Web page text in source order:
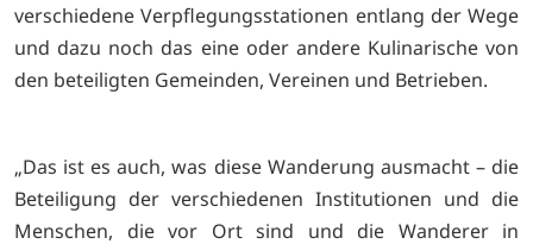
verschiedene Verpflegungsstationen entlang der Wege
und dazu noch das eine oder andere Kulinarische von
den beteiligten Gemeinden, Vereinen und Betrieben.
„Das ist es auch, was diese Wanderung ausmacht – die
Beteiligung der verschiedenen Institutionen und die
Menschen, die vor Ort sind und die Wanderer in